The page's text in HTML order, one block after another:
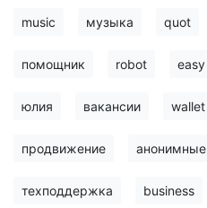
music музыка quot
помощник robot easy
юлия вакансии wallet
продвижение анонимные
техподдержка business